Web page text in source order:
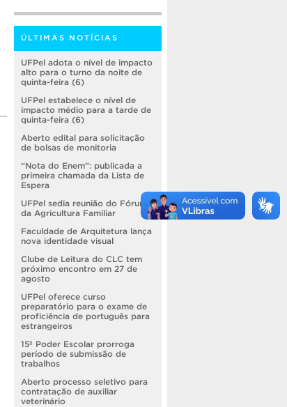
ÚLTIMAS NOTÍCIAS
UFPel adota o nível de impacto
alto para o turno da noite de
quinta-feira (6)
UFPel estabelece o nível de
impacto médio para a tarde de
quinta-feira (6)
Aberto edital para solicitação
de bolsas de monitoria
“Nota do Enem”: publicada a
primeira chamada da Lista de
Espera
UFPel sedia reunião do Fórum
da Agricultura Familiar
Faculdade de Arquitetura lança
nova identidade visual
Clube de Leitura do CLC tem
próximo encontro em 27 de
agosto
UFPel oferece curso
preparatório para o exame de
proficiência de português para
estrangeiros
15º Poder Escolar prorroga
período de submissão de
trabalhos
Aberto processo seletivo para
contratação de auxiliar
veterinário